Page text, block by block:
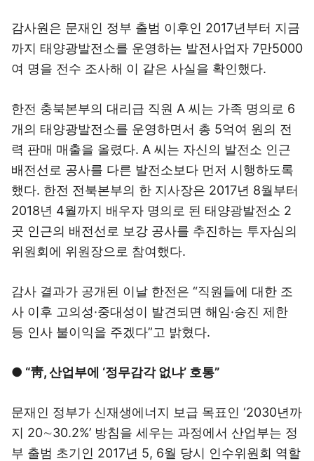
감사원은 문재인 정부 출범 이후인 2017년부터 지금
까지 태양광발전소를 운영하는 발전사업자 7만5000
여 명을 전수 조사해 이 같은 사실을 확인했다.
한전 충북본부의 대리급 직원 A 씨는 가족 명의로 6
개의 태양광발전소를 운영하면서 총 5억여 원의 전
력 판매 매출을 올렸다. A 씨는 자신의 발전소 인근
배전선로 공사를 다른 발전소보다 먼저 시행하도록
했다. 한전 전북본부의 한 지사장은 2017년 8월부터
2018년 4월까지 배우자 명의로 된 태양광발전소 2
곳 인근의 배전선로 보강 공사를 추진하는 투자심의
위원회에 위원장으로 참여했다.
감사 결과가 공개된 이날 한전은 “직원들에 대한 조
사 이후 고의성·중대성이 발견되면 해임·승진 제한
등 인사 불이익을 주겠다”고 밝혔다.
● “靑, 산업부에 ‘정무감각 없냐’ 호통”
문재인 정부가 신재생에너지 보급 목표인 ‘2030년까
지 20∼30.2%’ 방침을 세우는 과정에서 산업부는 정
부 출범 초기인 2017년 5, 6월 당시 인수위원회 역할